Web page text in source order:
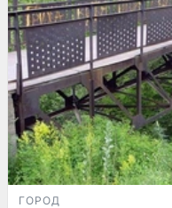
ГОРОД